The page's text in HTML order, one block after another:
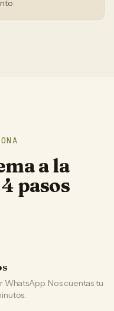
a la
pasos
Nos cuentas tu